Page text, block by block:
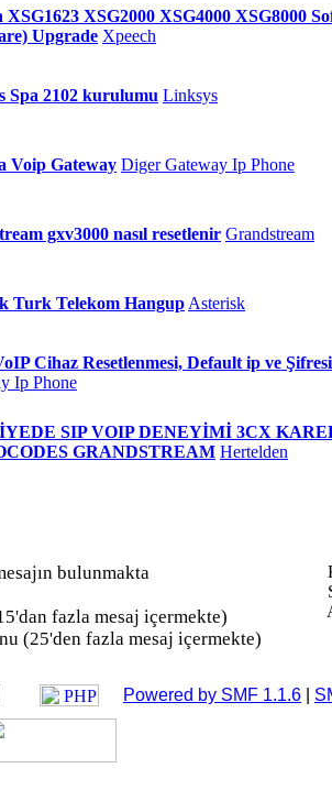
XSG1623 XSG2000 XSG4000 XSG8000
Upgrade Xpeech
Spa 2102 kurulumu Linksys
Voip Gateway Diger Gateway Ip Phone
gxv3000 nasıl resetlenir Grandstream
Turk Telekom Hangup Asterisk
Cihaz Resetlenmesi, Default ip ve Şifresi
Ip Phone
SIP VOIP DENEYİMİ 3CX
GRANDSTREAM Hertelden
bulunmakta
fazla mesaj içermekte)
(25'den fazla mesaj içermekte)
Powered by SMF 1.1.6